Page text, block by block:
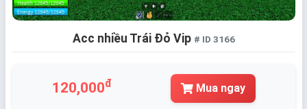
Acc nhiều Trái Đỏ Vip # ID 3166
120,000đ Mua ngay